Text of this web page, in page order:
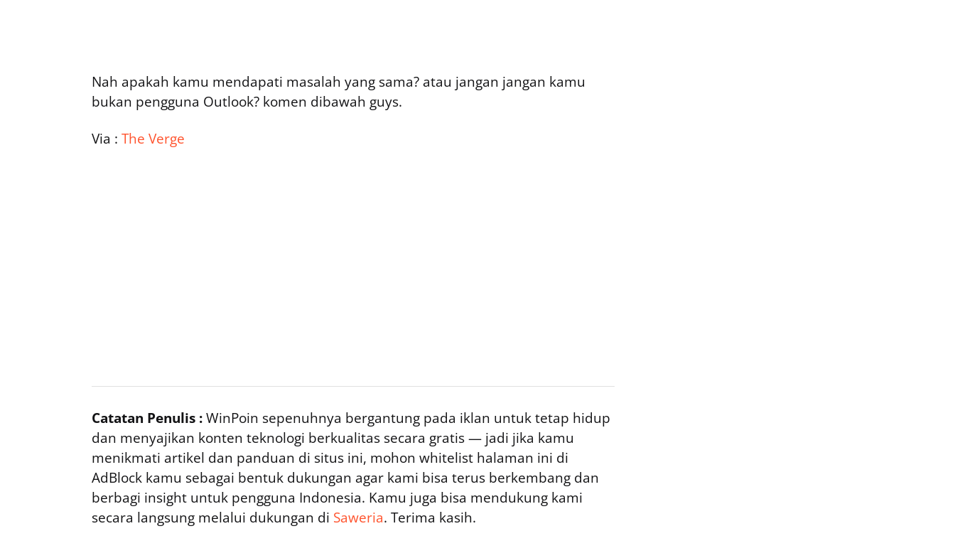
Nah apakah kamu mendapati masalah yang sama? atau jangan jangan kamu
bukan pengguna Outlook? komen dibawah guys.
Via : The Verge
Catatan Penulis :WinPoin sepenuhnya bergantung pada iklan untuk tetap hidup
dan menyajikan konten teknologi berkualitas secara gratis — jadi jika kamu
menikmati artikel dan panduan di situs ini, mohon whitelist halaman ini di
AdBlock kamu sebagai bentuk dukungan agar kami bisa terus berkembang dan
berbagi insight untuk pengguna Indonesia. Kamu juga bisa mendukung kami
secara langsung melalui dukungan di Saweria. Terima kasih.